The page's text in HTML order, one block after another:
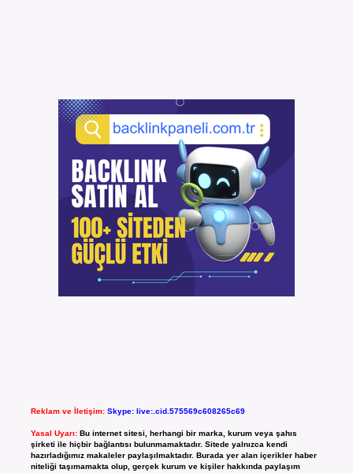
Reklam ve İletişim: Skype: live:.cid.575569c608265c69
Yasal Uyarı: Bu internet sitesi, herhangi bir marka, kurum veya şahıs
şirketi ile hiçbir bağlantısı bulunmamaktadır. Sitede yalnızca kendi
hazırladığımız makaleler paylaşılmaktadır. Burada yer alan içerikler haber
niteliği taşımamakta olup, gerçek kurum ve kişiler hakkında paylaşım